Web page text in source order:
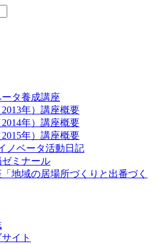
タ養成講座
年）講座概要
年）講座概要
年）講座概要
ノベータ活動日記
ミナール
地域の居場所づくりと出番づく
イト